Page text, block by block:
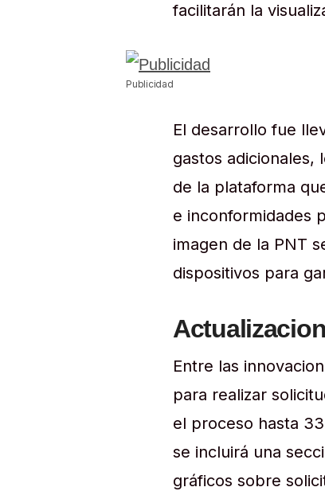
facilitarán la
Publicidad
El desarrollo fue
gastos adicionales,
de la plataforma
e inconformidades
imagen de la PNT
dispositivos para
Entre las
para realizar
el proceso hasta
se incluirá una
gráficos sobre